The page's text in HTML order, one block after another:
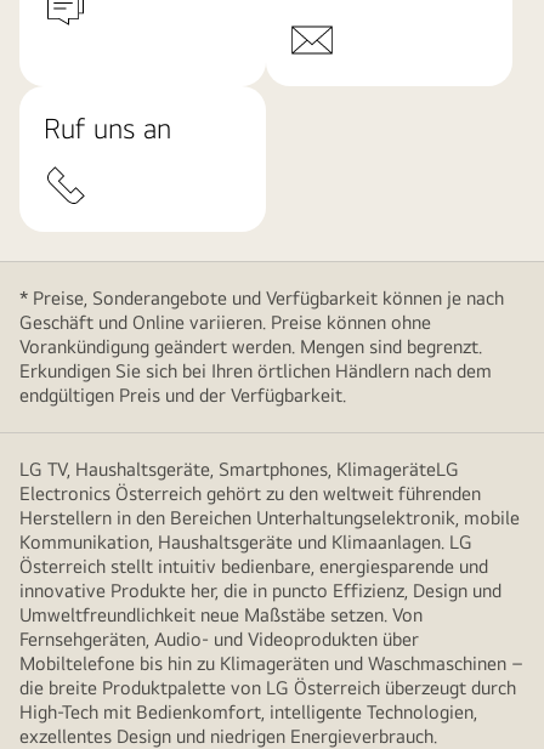
Ruf uns an
* Preise, Sonderangebote und Verfügbarkeit können je nach
Geschäft und Online variieren. Preise können ohne
Vorankündigung geändert werden. Mengen sind begrenzt.
Erkundigen Sie sich bei Ihren örtlichen Händlern nach dem
endgültigen Preis und der Verfügbarkeit.
LG TV, Haushaltsgeräte, Smartphones, KlimageräteLG
Electronics Österreich gehört zu den weltweit führenden
Herstellern in den Bereichen Unterhaltungselektronik, mobile
Kommunikation, Haushaltsgeräte und Klimaanlagen. LG
Österreich stellt intuitiv bedienbare, energiesparende und
innovative Produkte her, die in puncto Effizienz, Design und
Umweltfreundlichkeit neue Maßstäbe setzen. Von
Fernsehgeräten, Audio- und Videoprodukten über
Mobiltelefone bis hin zu Klimageräten und Waschmaschinen –
die breite Produktpalette von LG Österreich überzeugt durch
High-Tech mit Bedienkomfort, intelligente Technologien,
exzellentes Design und niedrigen Energieverbrauch.